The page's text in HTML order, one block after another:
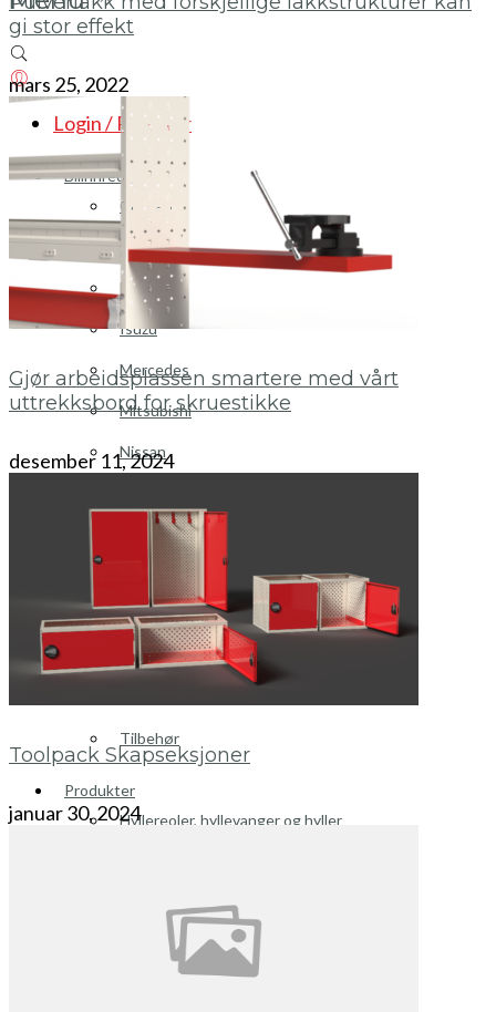
Login / Register
Bilinnredning
Citroen
Fiat
Hyundai
Isuzu
Mercedes
Mitsubishi
Nissan
Peugeot
Renault
Toyota
Volkswagen
Tilbehør
Produkter
Hyllereoler, hyllevanger og hyller
Skapseksjoner
gi stor effekt
mars 25, 2022
Gjør arbeidsplassen smartere med vårt
uttrekksbord for skruestikke
desember 11, 2024
Toolpack Skapseksjoner
januar 30, 2024